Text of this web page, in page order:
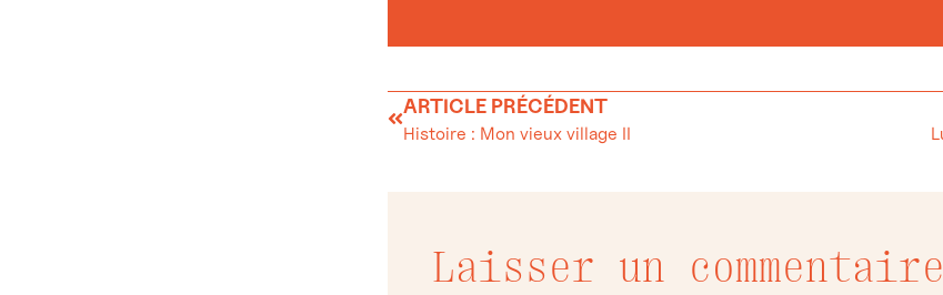
ARTICLE PRÉCÉDENT
Histoire : Mon vieux village II
Laisser un commentaire